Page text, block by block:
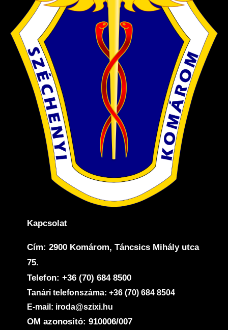
Kapcsolat
Cím: 2900 Komárom, Táncsics Mihály utca
75.
Telefon: +36 (70) 684 8500
Tanári telefonszáma: +36 (70) 684 8504
E-mail: iroda@szixi.hu
OM azonosító: 910006/007